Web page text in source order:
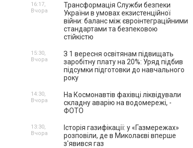
Трансформація Служби безпеки
України в умовах екзистенційної
війни: баланс між євроінтеграційними
стандартами та безпековою
стійкістю
16:17,
Вчора
З 1 вересня освітянам підвищать
заробітну плату на 20%: Уряд підбив
підсумки підготовки до навчального
року
15:30,
Вчора
На Космонавтів фахівці ліквідували
складну аварію на водомережі, -
ФОТО
14:30,
Вчора
Історія газифікації: у «Газмережах»
розповіли, де в Миколаєві вперше
з'явився газ
13:30,
Вчора